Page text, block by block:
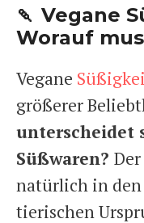
🍡 Vegane
Worauf
Vegane
größerer
unterscheidet
Süßwaren?
natürlich in
tierischen